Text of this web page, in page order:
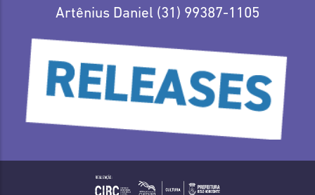
Artênius Daniel (31) 99387-1105